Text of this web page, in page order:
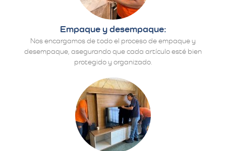
Empaque y desempaque:
Nos encargamos de todo el proceso de empaque y
desempaque, asegurando que cada artículo esté bien
protegido y organizado.